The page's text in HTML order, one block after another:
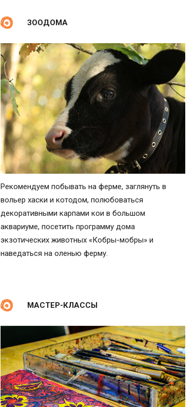
ЗООДОМА
Рекомендуем побывать на ферме, заглянуть в
вольер хаски и котодом, полюбоваться
декоративными карпами кои в большом
аквариуме, посетить программу дома
экзотических животных «Кобры-мобры» и
наведаться на оленью ферму.
МАСТЕР-КЛАССЫ